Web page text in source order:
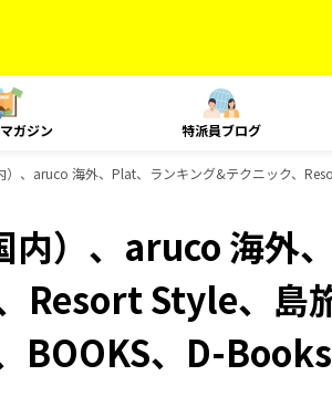
ガジン 特派員ブログ
）、aruco 海外、Plat、ランキング&テクニック、
内）、aruco 海外
Resort Style、島
BOOKS、D-